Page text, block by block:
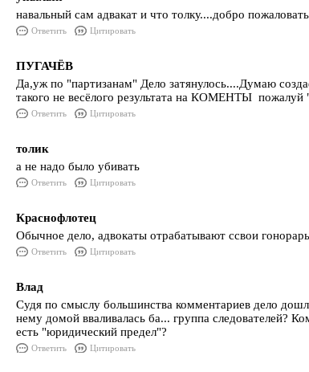
навальный сам адвакат и что толку....добро
Ответить Цитировать
ПУГАЧЁВ
Да,уж по "партизанам" Дело затянулось....Думаю
такого не весёлого результата на КОМЕНТЫ
Ответить Цитировать
толик
а не надо было убивать
Ответить Цитировать
Краснофлотец
Обычное дело, адвокаты отрабатывают ссвои
Ответить Цитировать
Влад
Судя по смыслу большинства комментариев дело
нему домой вваливалась ба... группа следователей?
есть "юридический предел"?
Ответить Цитировать